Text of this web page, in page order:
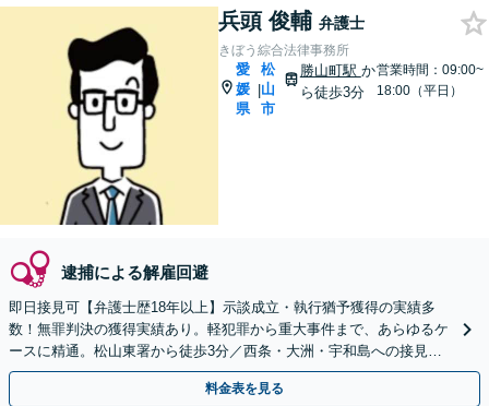
兵頭 俊輔 弁護士
きぼう綜合法律事務所
愛
媛
県
|
松
山
市
勝山町駅 か
ら徒歩3分
営業時間：09:00~
18:00（平日）
逮捕による解雇回避
即日接見可【弁護士歴18年以上】示談成立・執行猶予獲得の実績多
数！無罪判決の獲得実績あり。軽犯罪から重大事件まで、あらゆるケ
ースに精通。松山東署から徒歩3分／西条・大洲・宇和島への接見も
可能。豊富な経験をもとに、事件の解決を目指します
料金表を見る